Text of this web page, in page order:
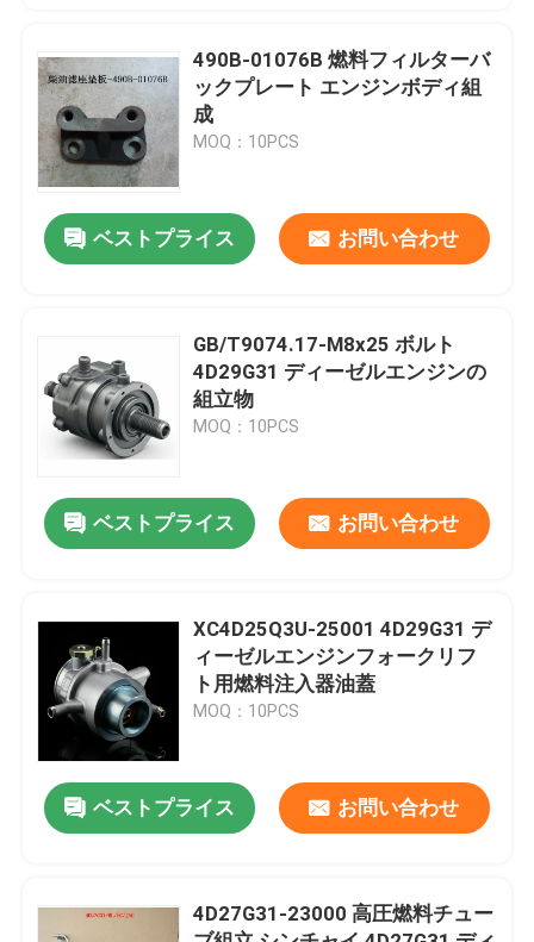
家へ
ビデオ
工場 ツアー
品質管理
連絡 ください
引金 を 求め て ください
エンジンブロック組立とアクセサリー
490B-01076B 燃料フィルターバ
ックプレート エンジンボディ組
成
MOQ：10PCS
ベストプライス お問い合わせ
GB/T9074.17-M8x25 ボルト
4D29G31 ディーゼルエンジンの
組立物
MOQ：10PCS
ベストプライス お問い合わせ
XC4D25Q3U-25001 4D29G31 デ
ィーゼルエンジンフォークリフ
ト用燃料注入器油蓋
MOQ：10PCS
ベストプライス お問い合わせ
4D27G31-23000 高圧燃料チュー